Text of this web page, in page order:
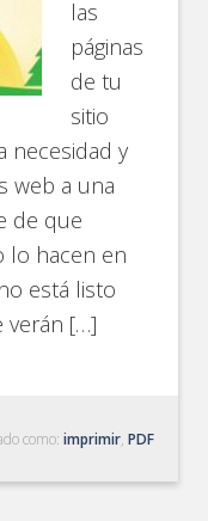
las
páginas
de tu
sitio
necesidad y
web a una
de que
lo hacen en
está listo
verán […]
como: imprimir, PDF